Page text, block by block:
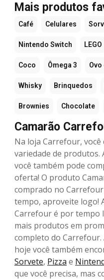
Mais produtos
Café Celulares
Nintendo Switch LEGO
Coco Ômega 3
Whisky Brinquedos
Brownies Chocolate
Camarão
Na loja Carrefour,
variedade de produtos.
você também pode
oferta! O produto
comprado no
tempo, aproveite logo!
Carrefour é por tempo
mais produtos em
completo do
hoje você também
Sorvete, Pizza e
que você precisa, mas